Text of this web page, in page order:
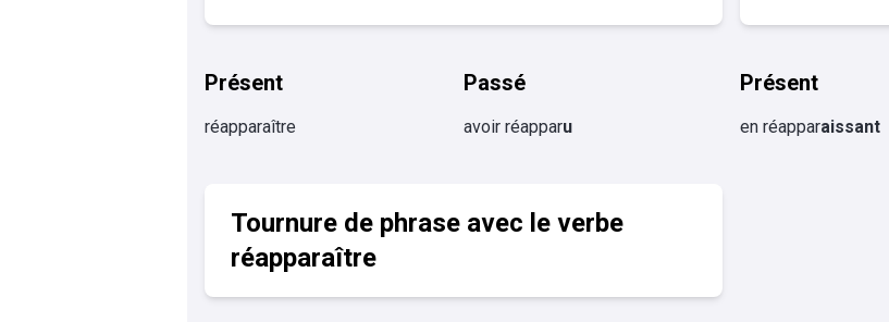
Présent
réapparaître
Passé
avoir réapparu
Présent
en réapparaissant
Tournure de phrase avec le verbe
réapparaître